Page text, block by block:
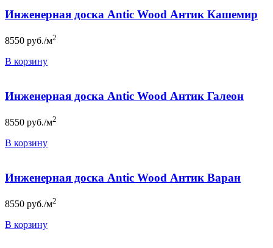
Инженерная доска Antic Wood Антик Кашемир
8550 руб./м2
В корзину
Инженерная доска Antic Wood Антик Галеон
8550 руб./м2
В корзину
Инженерная доска Antic Wood Антик Варан
8550 руб./м2
В корзину